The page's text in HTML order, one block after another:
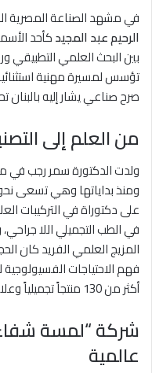
في مشهد الصناعة المصرية
الرحيم عبد المجيدكأحد
بين البحث العلمي التطبيقي
تؤسس لمسيرة مهنية
صرح صناعي يشار إليه
من العلم إلى
ومنذ بداياتها وهي تسعى
على دكتوراة في التركيبات
في الطب التجميلي اللا
المزيج العلمي الفريد كان
فهم الاحتياجات
أكثر من 130 منتجاً تجميلياً وعلاجياً متخصصاً.
شركة “لمسة
عالمية